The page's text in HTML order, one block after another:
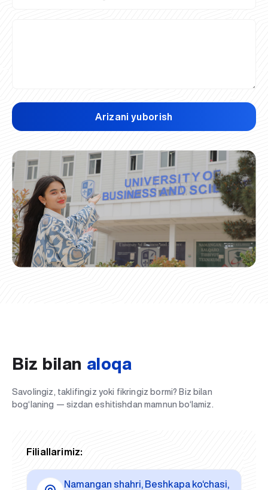
Arizani yuborish
Biz bilan aloqa
Savolingiz, taklifingiz yoki fikringiz bormi? Biz bilan
bog‘laning — sizdan eshitishdan mamnun bo‘lamiz.
Filiallarimiz:
Namangan shahri, Beshkapa ko‘chasi,